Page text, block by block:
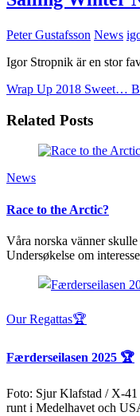
Peter Gustafsson News
Igor Stropnik är en stor
Wrap Up 2018 Sweet…
Related Posts
News
Race to the Arctic?
Våra norska vänner
Undersøkelse om
Our Regattas🏆
Færderseilasen 2025 🏆
Foto: Sjur Klafstad / X-41
runt i Medelhavet och